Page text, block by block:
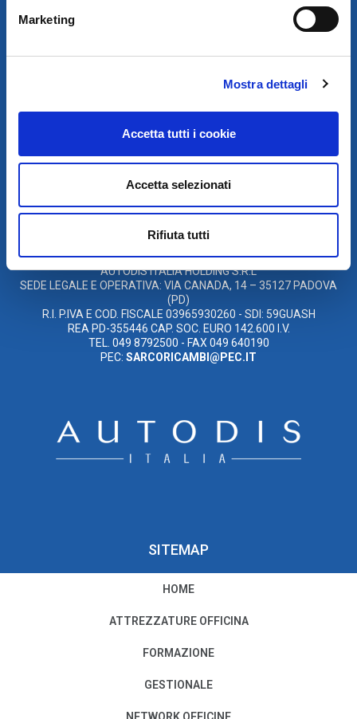
Marketing
Mostra dettagli
Accetta tutti i cookie
Accetta selezionati
Rifiuta tutti
SCARICA IL PROGRAMMA
DI TELEASSISTENZA
© 2021
XMASTERÈ UN MARCHIO DI AUTODIS ITALIA HOLDING
AUTODIS ITALIA HOLDING SRLSARCO S.R.L. UNIPERSONALE
SOCIETÀ SOGGETTA A DIREZIONE E COORDINAMENTO DELLA
AUTODIS ITALIA HOLDING S.R.L
SEDE LEGALE E OPERATIVA: VIA CANADA, 14 – 35127 PADOVA
(PD)
R.I. P.IVA E COD. FISCALE 03965930260 - SDI: 59GUASH
REA PD-355446 CAP. SOC. EURO 142.600 I.V.
TEL. 049 8792500 - FAX 049 640190
PEC: SARCORICAMBI@PEC.IT
SITEMAP
HOME
ATTREZZATURE OFFICINA
FORMAZIONE
GESTIONALE
PRIVACY E COOKIE POLICY
Cookie Policy